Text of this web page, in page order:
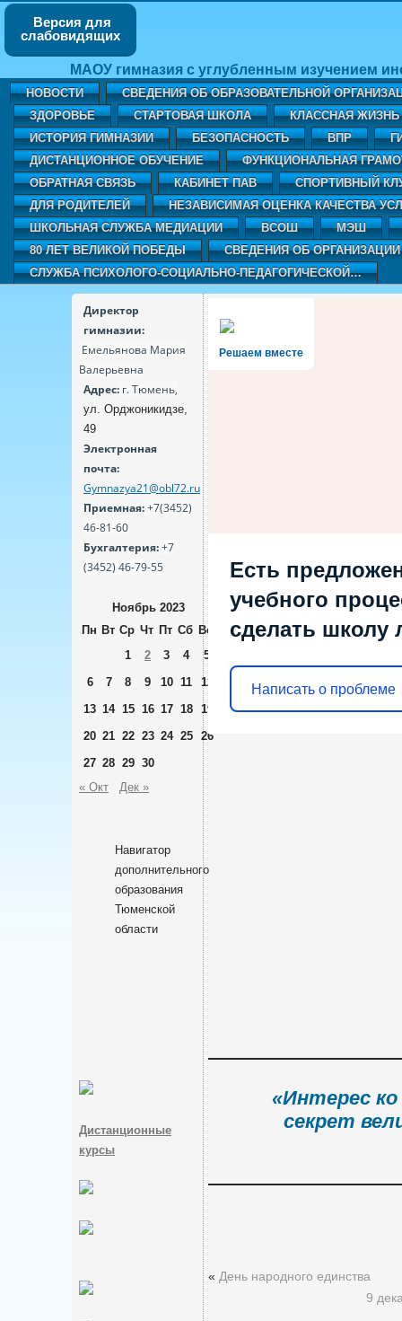
Версия для
слабовидящих
МАОУ гимназия с углубленным изучением
НОВОСТИ
СВЕДЕНИЯ ОБ ОБРАЗОВАТЕЛЬНОЙ
ЗДОРОВЬЕ
СТАРТОВАЯ ШКОЛА
КЛАССНАЯ ЖИЗНЬ
ИСТОРИЯ ГИМНАЗИИ
БЕЗОПАСНОСТЬ ВПР
ДИСТАНЦИОННОЕ ОБУЧЕНИЕ
ФУНКЦИОНАЛЬНАЯ
ОБРАТНАЯ СВЯЗЬ
КАБИНЕТ ПАВ
CПОРТИВНЫЙ
ДЛЯ РОДИТЕЛЕЙ
НЕЗАВИСИМАЯ ОЦЕНКА КАЧЕСТВА
ШКОЛЬНАЯ СЛУЖБА МЕДИАЦИИ
ВСОШ
МЭШ
80 ЛЕТ ВЕЛИКОЙ ПОБЕДЫ
СВЕДЕНИЯ ОБ
СЛУЖБА ПСИХОЛОГО-СОЦИАЛЬНО-ПЕДАГОГИЧЕСКОЙ…
Директор
гимназии:
Емельянова Мария
Валерьевна
Адрес: г. Тюмень,
ул. Орджоникидзе,
49
Электронная
почта:
Gymnazya21@obl72.ru
Приемная:+7(3452)
46-81-60
Бухгалтерия:+7
(3452) 46-79-55
Ноябрь 2023
Пн Вт Ср Чт Пт Сб Вс
1
2 3 4
5
6
7 8 9 10 11
12
13 14 15 16 17 18
19
20 21 22 23 24 25
26
27 28 29 30
« Окт
Дек »
Навигатор
дополнительного
образования
Тюменской
области
Дистанционные
курсы
Решаем вместе
Есть
учебного
сделать школу
Написать о проблеме
«Интерес
секрет
« День народного единства
9